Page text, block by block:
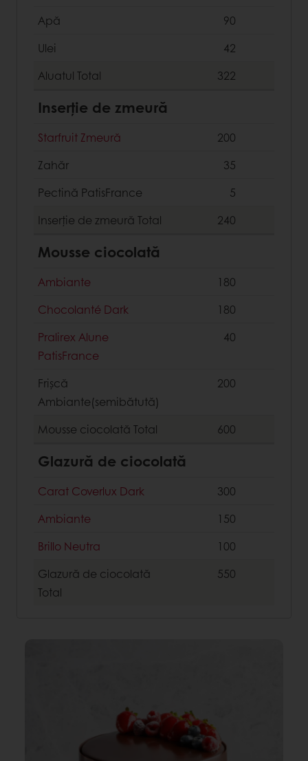
Apă
90
Ulei
42
Aluatul Total 322
Inserție de zmeură
Starfruit Zmeură
200
Zahăr
35
Pectină PatisFrance
5
Inserție de zmeură Total 240
Mousse ciocolată
Ambiante
180
Chocolanté Dark
180
Pralirex Alune
PatisFrance
40
Frișcă
Ambiante(semibătută)
200
Mousse ciocolată Total 600
Glazură de ciocolată
Carat Coverlux Dark
300
Ambiante
150
Brillo Neutra
100
Glazură de ciocolată
Total
550